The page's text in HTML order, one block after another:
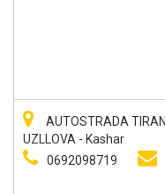
AUTOSTRADA
UZLLOVA - Kashar
0692098719